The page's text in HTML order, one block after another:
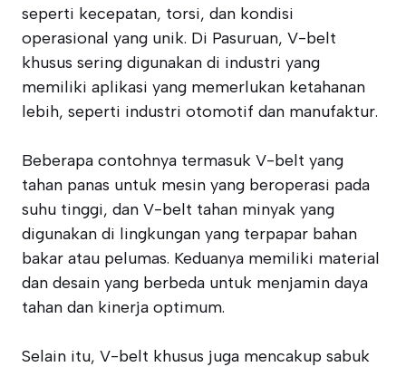
seperti kecepatan, torsi, dan kondisi
operasional yang unik. Di Pasuruan, V-belt
khusus sering digunakan di industri yang
memiliki aplikasi yang memerlukan ketahanan
lebih, seperti industri otomotif dan manufaktur.
Beberapa contohnya termasuk V-belt yang
tahan panas untuk mesin yang beroperasi pada
suhu tinggi, dan V-belt tahan minyak yang
digunakan di lingkungan yang terpapar bahan
bakar atau pelumas. Keduanya memiliki material
dan desain yang berbeda untuk menjamin daya
tahan dan kinerja optimum.
Selain itu, V-belt khusus juga mencakup sabuk